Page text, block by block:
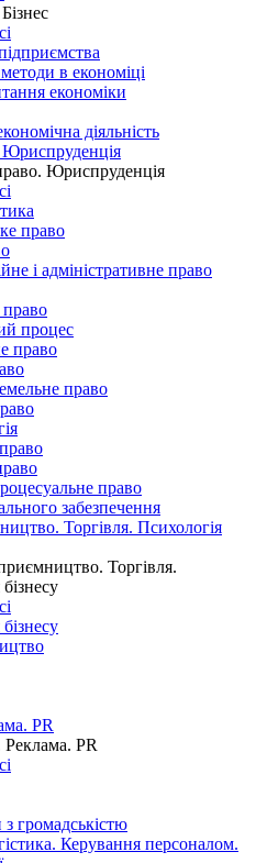
в економіці
економіки
діяльність
Юриспруденція
Юриспруденція
право
і адміністративне право
право
процес
право
право
право
забезпечення
Торгівля. Психологія
Торгівля.
PR
PR
з громадськістю
Керування персоналом.